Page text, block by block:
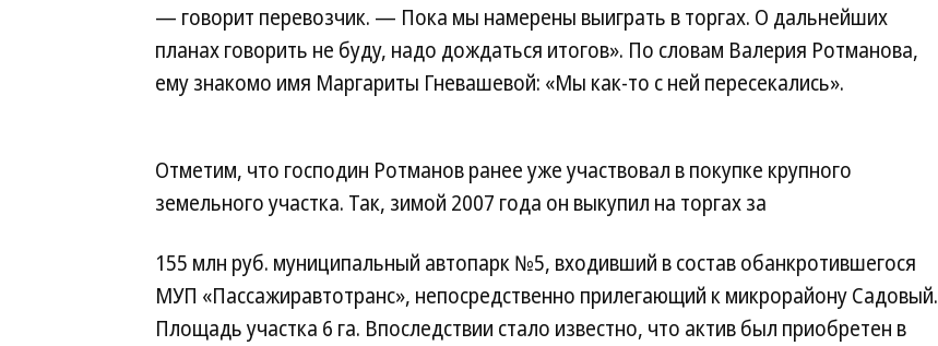
— говорит перевозчик. — Пока мы намерены выиграть в торгах. О дальнейших
планах говорить не буду, надо дождаться итогов». По словам Валерия Ротманова,
ему знакомо имя Маргариты Гневашевой: «Мы как-то с ней пересекались».
Отметим, что господин Ротманов ранее уже участвовал в покупке крупного
земельного участка. Так, зимой 2007 года он выкупил на торгах за
155 млн руб. муниципальный автопарк №5, входивший в состав обанкротившегося
МУП «Пассажиравтотранс», непосредственно прилегающий к микрорайону Садовый.
Площадь участка 6 га. Впоследствии стало известно, что актив был приобретен в